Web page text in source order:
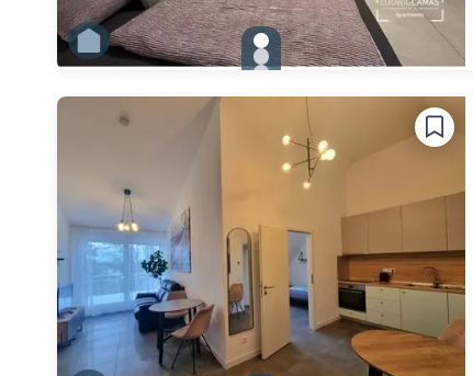
gallery.slide_selector
Zu Slide 1 wechseln
Zu Slide 2 wechseln
Zu Slide 4 wechseln
Zu Slide 5 wechseln
Zu Slide 6 wechseln